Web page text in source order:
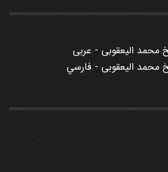
الیعقوبی - عربی
الیعقوبی - فارسي